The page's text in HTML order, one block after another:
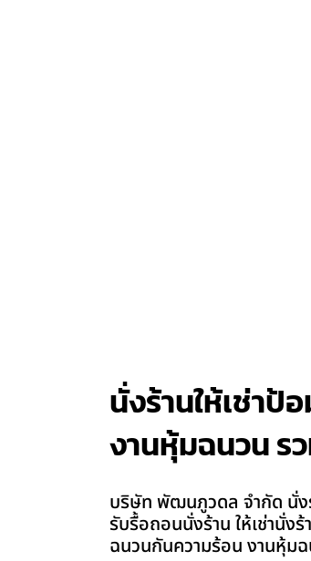
นั่งร้านให้เช่าป้
งานหุ้มฉนวน ร
บริษัท พัฒนภูวดล จำกัด นั่ง
รับรื้อถอนนั่งร้าน ให้เช่านั่
ฉนวนกันความร้อน งานหุ้ม